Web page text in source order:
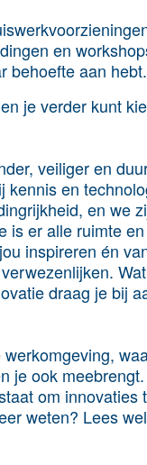
en
behoefte aan hebt.
je verder kunt
veiliger en
en
en we
is er alle ruimte
inspireren én
draag je bij
je ook
om
weten? Lees